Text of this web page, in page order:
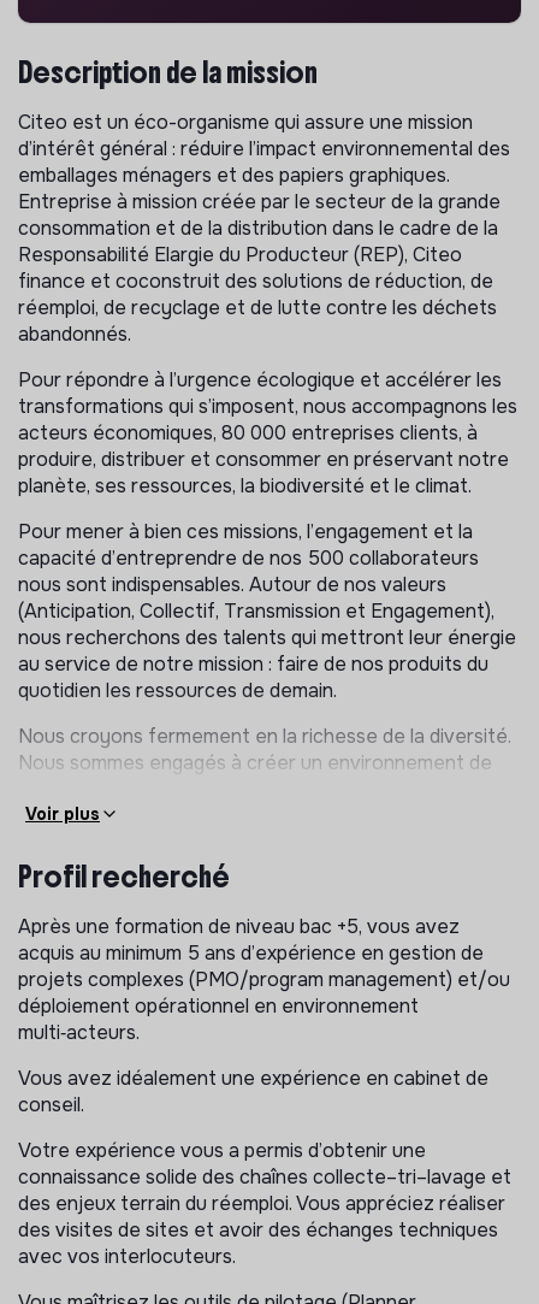
Description de la mission
Citeo est un éco-organisme qui assure une mission
d’intérêt général : réduire l’impact environnemental des
emballages ménagers et des papiers graphiques.
Entreprise à mission créée par le secteur de la grande
consommation et de la distribution dans le cadre de la
Responsabilité Elargie du Producteur (REP), Citeo
finance et coconstruit des solutions de réduction, de
réemploi, de recyclage et de lutte contre les déchets
abandonnés.
Pour répondre à l’urgence écologique et accélérer les
transformations qui s’imposent, nous accompagnons les
acteurs économiques, 80 000 entreprises clients, à
produire, distribuer et consommer en préservant notre
planète, ses ressources, la biodiversité et le climat.
Pour mener à bien ces missions, l’engagement et la
capacité d’entreprendre de nos 500 collaborateurs
nous sont indispensables. Autour de nos valeurs
(Anticipation, Collectif, Transmission et Engagement),
nous recherchons des talents qui mettront leur énergie
au service de notre mission : faire de nos produits du
quotidien les ressources de demain.
Nous croyons fermement en la richesse de la diversité.
Nous sommes engagés à créer un environnement de
en compte les situations de handicap.
La mission :
déploiement national de dispositifs de réemploi
d’emballages ménagers, en orchestrant la gouvernance
projet (PMO) et la conduite opérationnelle (chef de
projet), avec la capacité d’intervenir sur des projets
localisés et de basculer rapidement sur de nouveaux
chantiers selon les priorités de l’entreprise.
Les missions s’inscrivent dans les trajectoires de
déploiement, le suivi d’expérimentations et la
coordination des acteurs (collecte, tri, stockage, lavage,
distribution/industriels).
Rôle PMO stratégique :
Voir plus
Profil recherché
Après une formation de niveau bac +5, vous avez
acquis au minimum 5 ans d’expérience en gestion de
projets complexes (PMO/program management) et/ou
déploiement opérationnel en environnement
multi‑acteurs.
Vous avez idéalement une expérience en cabinet de
conseil.
Votre expérience vous a permis d’obtenir une
connaissance solide des chaînes collecte–tri–lavage et
des enjeux terrain du réemploi. Vous appréciez réaliser
des visites de sites et avoir des échanges techniques
avec vos interlocuteurs.